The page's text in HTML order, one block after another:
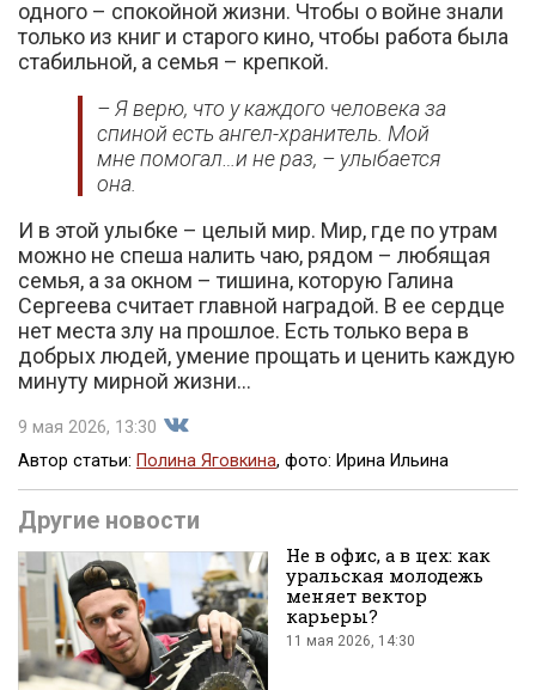
одного – спокойной жизни. Чтобы о войне знали
только из книг и старого кино, чтобы работа была
стабильной, а семья – крепкой.
– Я верю, что у каждого человека за
спиной есть ангел-хранитель. Мой
мне помогал…и не раз, – улыбается
она.
И в этой улыбке – целый мир. Мир, где по утрам
можно не спеша налить чаю, рядом – любящая
семья, а за окном – тишина, которую Галина
Сергеева считает главной наградой. В ее сердце
нет места злу на прошлое. Есть только вера в
добрых людей, умение прощать и ценить каждую
минуту мирной жизни…
9 мая 2026, 13:30
Поделиться
Автор статьи: Полина Яговкина, фото: Ирина Ильина
Другие новости
Не в офис, а в цех: как
уральская молодежь
меняет вектор
карьеры?
11 мая 2026, 14:30